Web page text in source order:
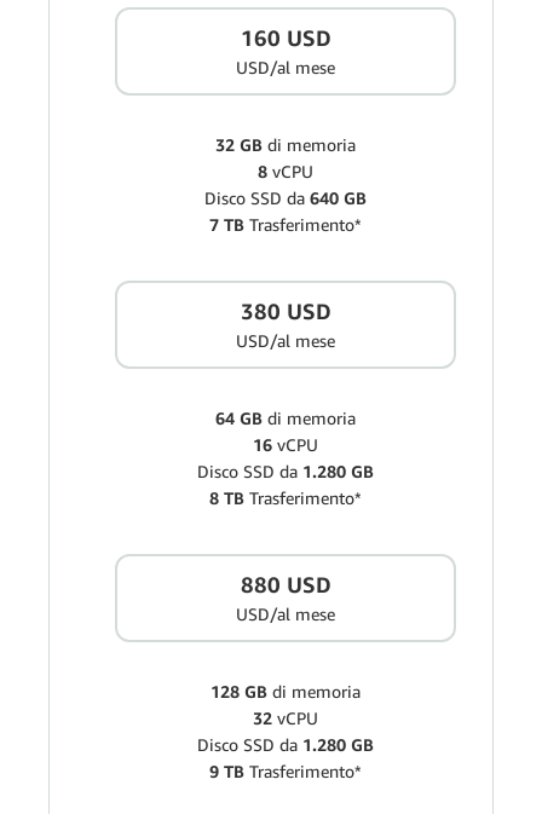
160 USD
USD/al mese
32 GB di memoria
8 vCPU
Disco SSD da 640 GB
7 TB Trasferimento*
380 USD
USD/al mese
64 GB di memoria
16 vCPU
Disco SSD da 1.280 GB
8 TB Trasferimento*
880 USD
USD/al mese
128 GB di memoria
32 vCPU
Disco SSD da 1.280 GB
9 TB Trasferimento*